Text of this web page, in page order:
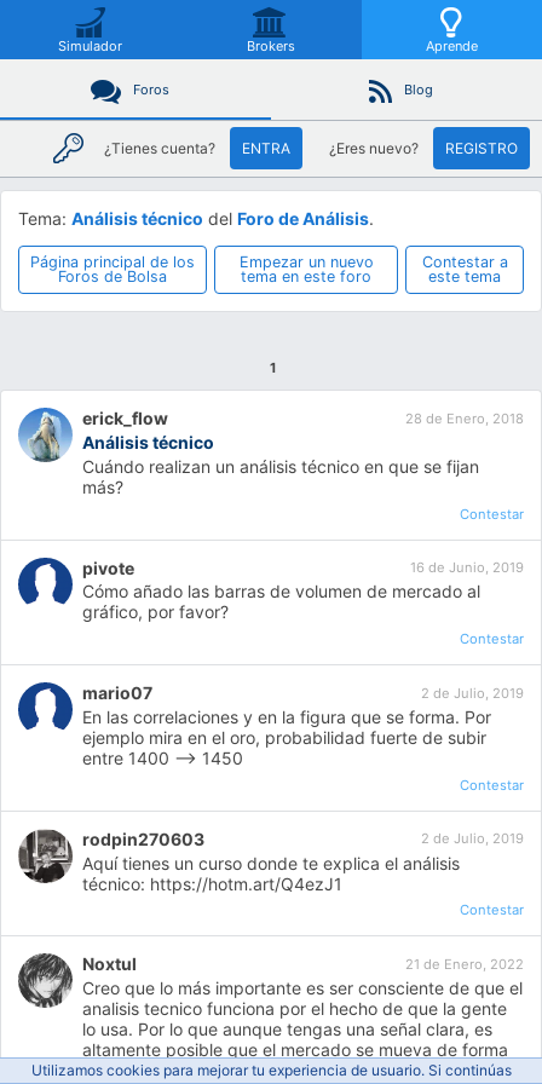
Simulador Brokers Aprende
Foros Blog
¿Tienes cuenta? ENTRA ¿Eres nuevo? REGISTRO
Tema: Análisis técnico del Foro de Análisis.
Página principal de los
Foros de Bolsa
Empezar un nuevo
tema en este foro
Contestar a
este tema
1
erick_flow 28 de Enero, 2018
Análisis técnico
Cuándo realizan un análisis técnico en que se fijan
más?
Contestar
pivote 16 de Junio, 2019
Cómo añado las barras de volumen de mercado al
gráfico, por favor?
Contestar
mario07 2 de Julio, 2019
En las correlaciones y en la figura que se forma. Por
ejemplo mira en el oro, probabilidad fuerte de subir
entre 1400 --> 1450
Contestar
rodpin270603 2 de Julio, 2019
Aquí tienes un curso donde te explica el análisis
técnico: https://hotm.art/Q4ezJ1
Contestar
Noxtul 21 de Enero, 2022
Creo que lo más importante es ser consciente de que el
analisis tecnico funciona por el hecho de que la gente
lo usa. Por lo que aunque tengas una señal clara, es
altamente posible que el mercado se mueva de forma
distinta. Por ello, lo mejor es observar y esperar a que
Utilizamos cookies para mejorar tu experiencia de usuario. Si continúas